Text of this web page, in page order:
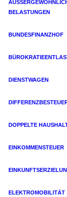
ELASTUNGEN
BUNDESFINANZHOF
DIENSTWAGEN
DOPPELTE
EINKOMMENSTEUER
ELEKTROMOBILITÄT